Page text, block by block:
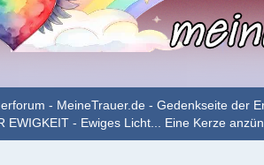
- MeineTrauer.de - Gedenkseite der
EWIGKEIT - Ewiges Licht... Eine Kerze